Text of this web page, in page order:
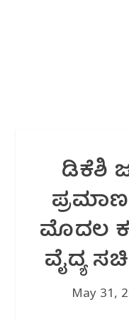
ಡಿಕೆಶಿ
ಮೊದಲ
ವೈದ್ಯ
May 31,